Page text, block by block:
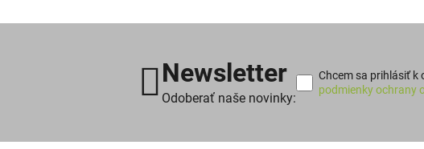
Newsletter
Odoberať naše novinky:
Chcem sa prihlásiť k
podmienky ochrany